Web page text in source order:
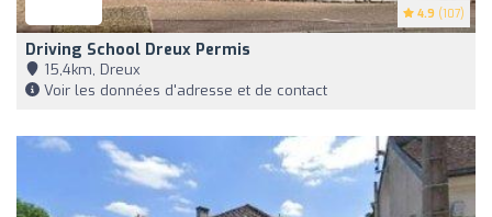
4.9 (107)
Driving School Dreux Permis
15,4km, Dreux
Voir les données d'adresse et de contact